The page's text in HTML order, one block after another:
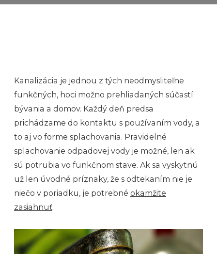
Kanalizácia je jednou z tých neodmysliteľne
funkčných, hoci možno prehliadaných súčastí
bývania a domov. Každý deň predsa
prichádzame do kontaktu s používaním vody, a
to aj vo forme splachovania. Pravidelné
splachovanie odpadovej vody je možné, len ak
sú potrubia vo funkčnom stave. Ak sa vyskytnú
už len úvodné príznaky, že s odtekaním nie je
niečo v poriadku, je potrebné okamžite
zasiahnuť.